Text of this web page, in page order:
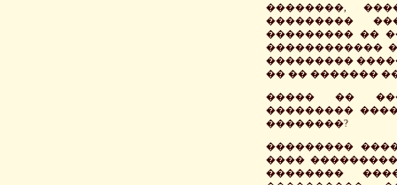
��������,
���������
��������� ��
������������
���������
�� �� �������
����� ��
���������
��������?
���������
����
��������